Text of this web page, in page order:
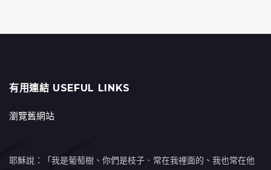
有用連結 USEFUL LINKS
瀏覽舊網站
耶穌說：「我是葡萄樹、你們是枝子．常在我裡面的、我也常在他